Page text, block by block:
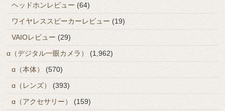
ヘッドホンレビュー (64)
ワイヤレススピーカーレビュー (19)
VAIOレビュー (29)
α（デジタル一眼カメラ）
(1,962)
α（本体）
(570)
α（レンズ）
(393)
α（アクセサリー）
(159)